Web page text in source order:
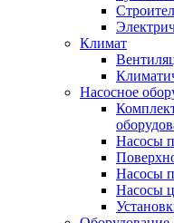
Климат
Насосное
Насосы
Насосы
Насосы